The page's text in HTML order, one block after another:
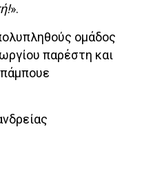
».
ομάδος
παρέστη και